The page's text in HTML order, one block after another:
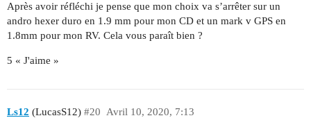
Après avoir réfléchi je pense que mon choix va s’arrêter sur un
andro hexer duro en 1.9 mm pour mon CD et un mark v GPS en
1.8mm pour mon RV. Cela vous paraît bien ?
5 « J'aime »
Ls12 (LucasS12) Avril 10, 2020, 7:13
#20